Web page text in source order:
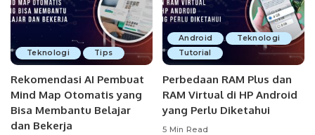
Teknologi Tips
Rekomendasi AI Pembuat
Mind Map Otomatis yang
Bisa Membantu Belajar
dan Bekerja
Android
Teknologi
Tutorial
Perbedaan RAM Plus dan
RAM Virtual di HP Android
yang Perlu Diketahui
5 Min Read